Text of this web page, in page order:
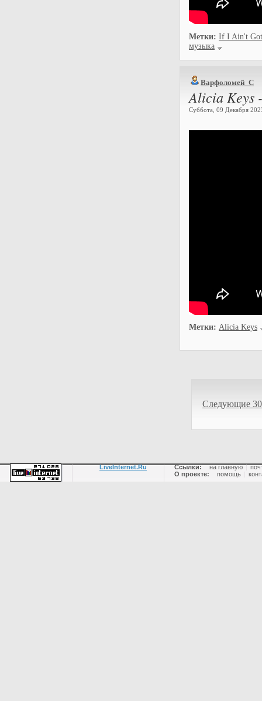
Метки: If I Ain't
музыка
Варфоломей_С
Alicia Keys
Суббота, 09 Декабря
Метки: Alicia Keys
Следующие
LiveInternet.Ru Ссылки: на главную |
О проекте:
помощь